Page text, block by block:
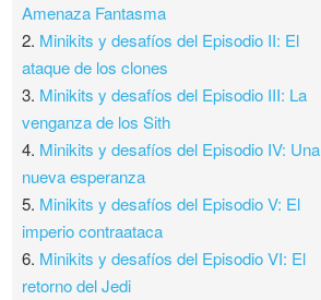
Amenaza Fantasma
2. Minikits y desafíos del Episodio II: El
ataque de los clones
3. Minikits y desafíos del Episodio III: La
venganza de los Sith
4. Minikits y desafíos del Episodio IV: Una
nueva esperanza
5. Minikits y desafíos del Episodio V: El
imperio contraataca
6. Minikits y desafíos del Episodio VI: El
retorno del Jedi